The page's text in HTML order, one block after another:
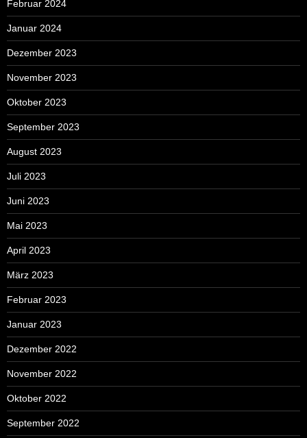
Februar 2024
Januar 2024
Dezember 2023
November 2023
Oktober 2023
September 2023
August 2023
Juli 2023
Juni 2023
Mai 2023
April 2023
März 2023
Februar 2023
Januar 2023
Dezember 2022
November 2022
Oktober 2022
September 2022